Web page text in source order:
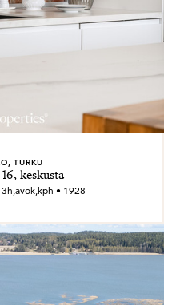
TURKU
keskusta
• 1928